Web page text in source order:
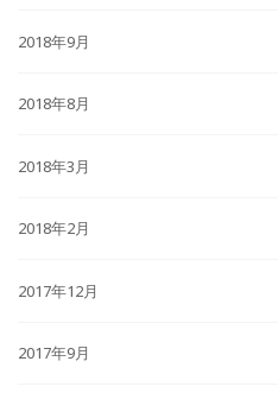
2018年9月
2018年8月
2018年3月
2018年2月
2017年12月
2017年9月